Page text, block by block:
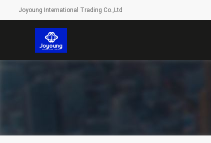
Joyoung International Trading Co.,Ltd